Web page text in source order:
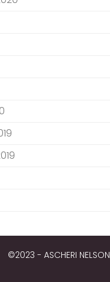
©2023 - ASCHERI NELSON